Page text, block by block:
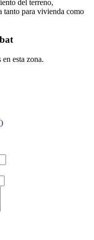
del terreno,
tanto para vivienda como
esta zona.
)